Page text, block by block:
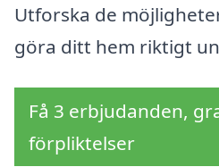
Utforska de
göra ditt hem riktigt
Få 3 erbjudanden,
förpliktelser